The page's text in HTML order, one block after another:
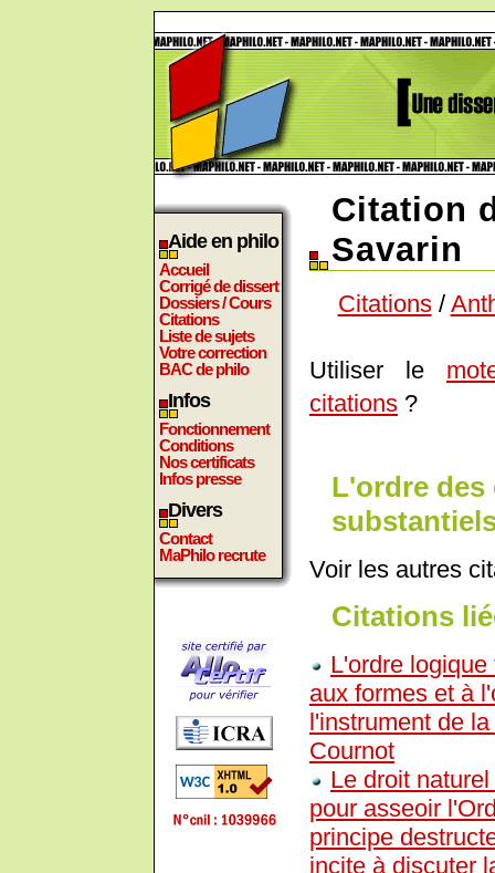
Aide en philo
Accueil
Corrigé de dissert
Dossiers / Cours
Citations
Liste de sujets
Votre correction
BAC de philo
Infos
Fonctionnement
Conditions
Nos certificats
Infos presse
Divers
Contact
MaPhilo recrute
Citation
Savarin
Citations/
Utiliser le
citations ?
L'ordre des
Voir les autres
Citations
L'ordre
aux formes et à
l'instrument de
Cournot
Le droit
pour asseoir
principe
incite à discuter